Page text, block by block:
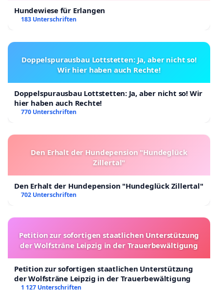
Hundewiese für Erlangen
183 Unterschriften
Doppelspurausbau Lottstetten: Ja, aber nicht so!
Wir hier haben auch Rechte!
Doppelspurausbau Lottstetten: Ja, aber nicht so! Wir
hier haben auch Rechte!
770 Unterschriften
Den Erhalt der Hundepension "Hundeglück
Zillertal"
Den Erhalt der Hundepension "Hundeglück Zillertal"
702 Unterschriften
Petition zur sofortigen staatlichen Unterstützung
der Wolfsträne Leipzig in der Trauerbewältigung
Petition zur sofortigen staatlichen Unterstützung
der Wolfsträne Leipzig in der Trauerbewältigung
1 127 Unterschriften